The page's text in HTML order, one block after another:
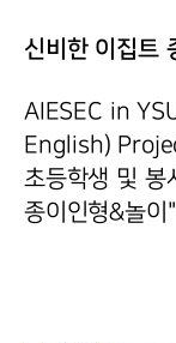
신비한 이집트
AIESEC in
English)
초등학생 및 봉
종이인형&놀이